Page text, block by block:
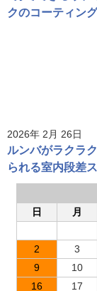
2026年 4月 29日
2026年 2月 26日
ルンバがラクラ
られる室内段差
日
月
2
3